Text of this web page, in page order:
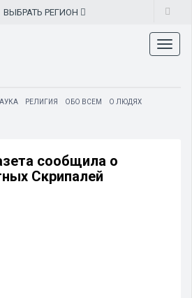
ВЫБРАТЬ РЕГИОН
РЕЛИГИЯ ОБО ВСЕМ
О ЛЮДЯХ
сообщила о
Скрипалей